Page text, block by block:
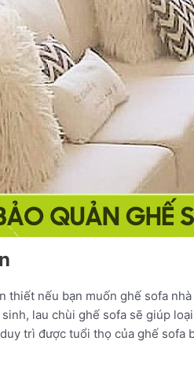
thiết nếu bạn muốn ghế sofa
lau chùi ghế sofa sẽ giúp
trì được tuổi thọ của ghế